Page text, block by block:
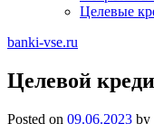
Целевые
banki-vse.ru
Целевой
Posted on 09.06.2023 by